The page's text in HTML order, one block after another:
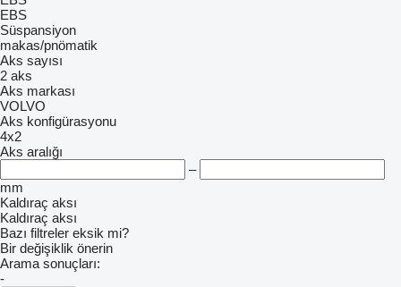
EBS
Süspansiyon
makas/pnömatik
Aks sayısı
2 aks
Aks markası
VOLVO
Aks konfigürasyonu
4x2
Aks aralığı
–
mm
Kaldıraç aksı
Kaldıraç aksı
Bazı filtreler eksik mi?
Bir değişiklik önerin
Arama sonuçları:
-